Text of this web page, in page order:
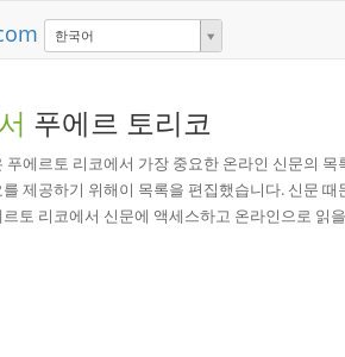
한국어
푸에르 토리코
푸에르토 리코에서 가장 중요한 온라인 신문의
제공하기 위해이 목록을 편집했습니다. 신문
토 리코에서 신문에 액세스하고 온라인으로 읽